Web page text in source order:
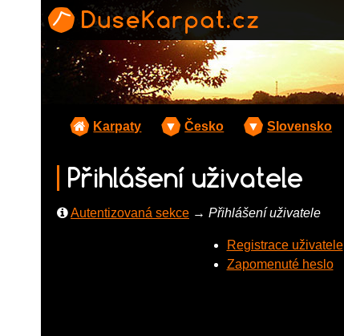
Karpaty ▼ Česko ▼ Slovensko
Přihlášení uživatele
Autentizovaná sekce → Přihlášení uživatele
Registrace uživatele
Zapomenuté heslo